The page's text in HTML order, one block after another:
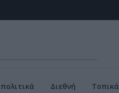
Διεθνή Τοπικά